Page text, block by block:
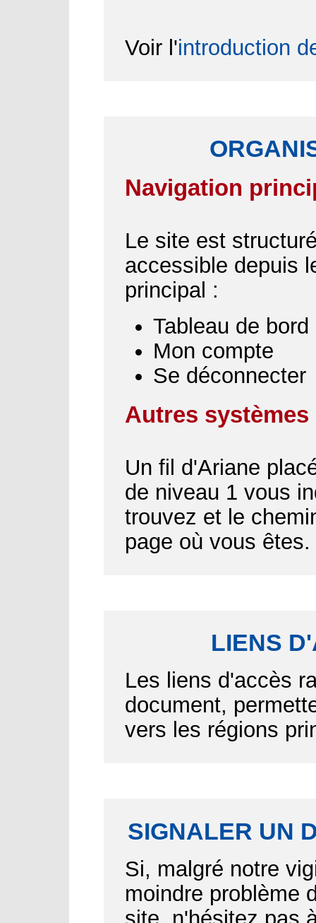
Voir l'introduction
Navigation
Le site est
accessible depuis
principal :
Tableau de bord
Mon compte
Se déconnecter
Autres
Un fil d'Ariane
de niveau 1 vous
trouvez et le
page où vous êtes.
LIENS
Les liens d'accès
document,
vers les régions
SIGNALER UN
Si, malgré notre
moindre problème